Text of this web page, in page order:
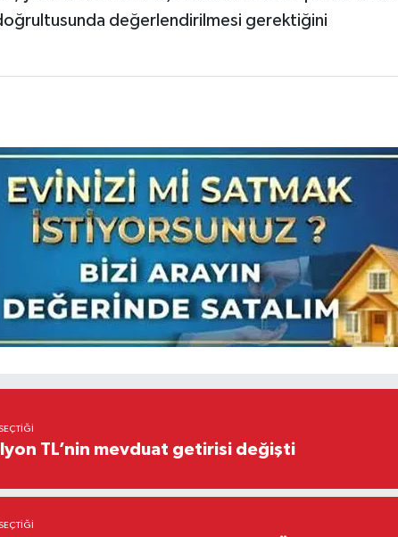
değerlendirilmesi gerektiğini
TL’nin mevduat getirisi değişti